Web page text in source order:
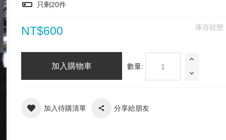
只剩20件
庫存狀
NT$600
數量:
加入購物車
加入待購清單 分享給朋友